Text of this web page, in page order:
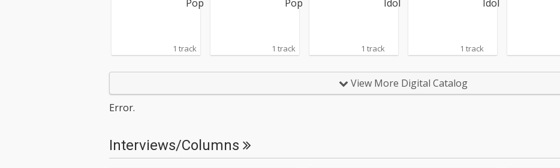
1 track 1 track 1 track 1 track
View More Digital Catalog
Error.
Interviews/Columns